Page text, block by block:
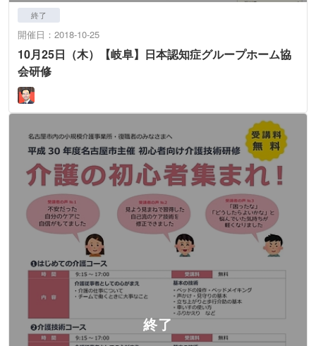
終了
開催日：2018-10-25
10月25日（木）【岐阜】日本認知症グループホーム協
会研修